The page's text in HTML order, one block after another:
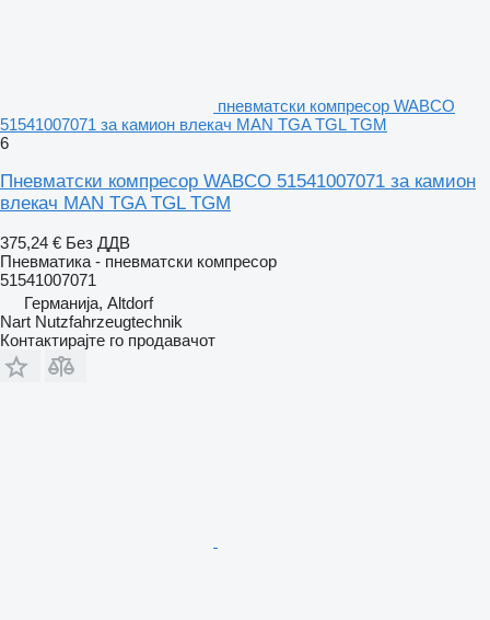
пневматски компресор WABCO
51541007071 за камион влекач MAN TGA TGL TGM
6
Пневматски компресор WABCO 51541007071 за камион
влекач MAN TGA TGL TGM
375,24 € Без ДДВ
Пневматика - пневматски компресор
51541007071
Германија, Altdorf
Nart Nutzfahrzeugtechnik
Контактирајте го продавачот